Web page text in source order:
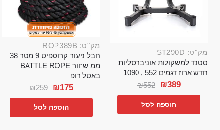
מק"ט: ST290D
סטנד למשקולות אוניברסליות
חדש ארוז דגמים 552 , 1090
₪552 ₪389
הוספה לסל
מק"ט: ROP389B
חבל ניעור קרוספיט 9 מטר 38
ממ שחור BATTLE ROPE
באטל רופ
₪259 ₪175
הוספה לסל